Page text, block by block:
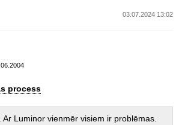
03.07.2024 13:02
process
Luminor vienmēr visiem ir problēmas.